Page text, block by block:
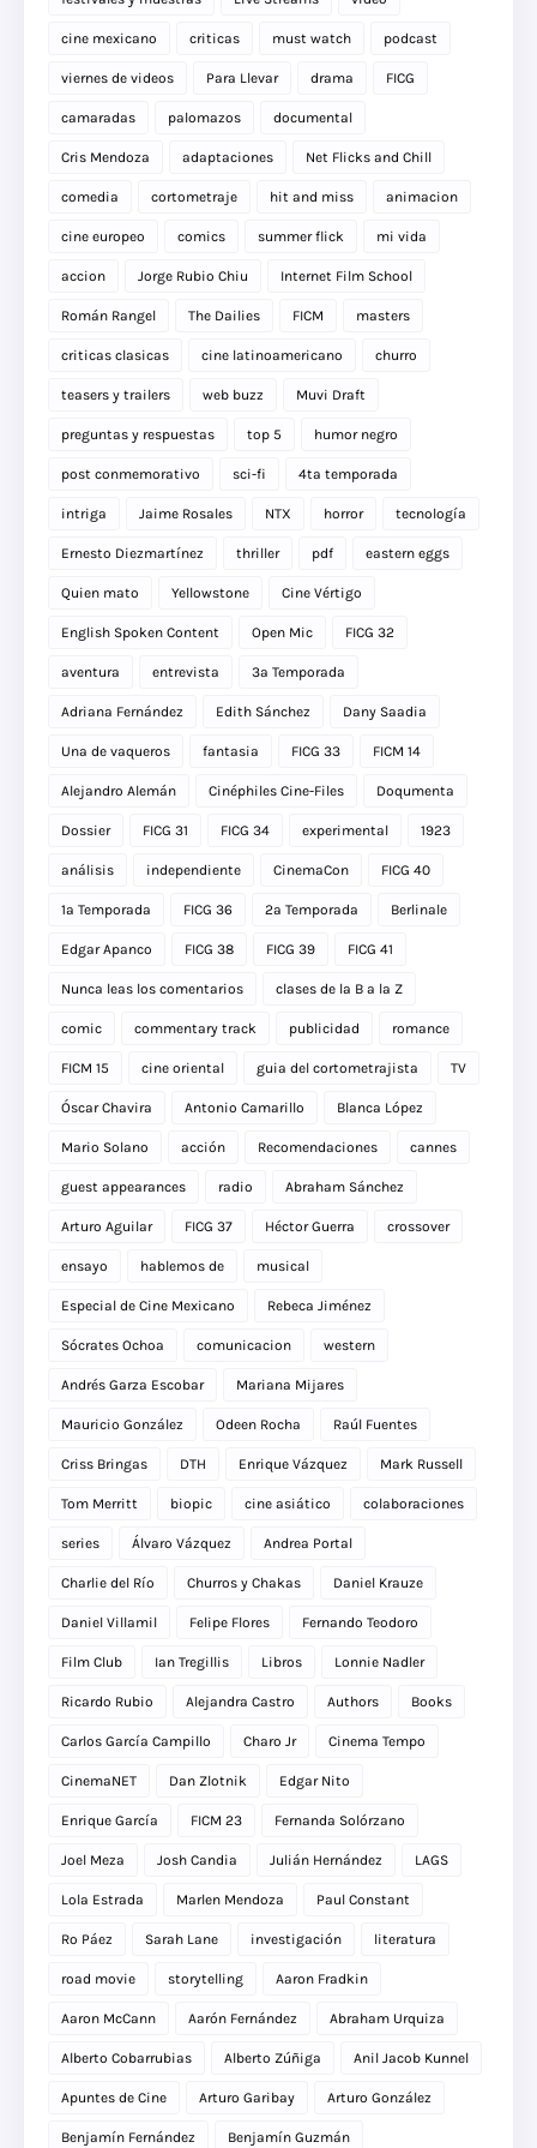
cine mexicano criticas must watch podcast
viernes de videos Para Llevar drama FICG
camaradas palomazos documental
Cris Mendoza adaptaciones Net Flicks and Chill
comedia cortometraje hit and miss animacion
cine europeo comics summer flick mi vida
accion Jorge Rubio Chiu Internet Film School
Román Rangel The Dailies FICM masters
criticas clasicas cine latinoamericano churro
teasers y trailers web buzz Muvi Draft
preguntas y respuestas top 5 humor negro
post conmemorativo sci-fi 4ta temporada
intriga Jaime Rosales NTX horror tecnología
Ernesto Diezmartínez thriller pdf eastern eggs
Quien mato Yellowstone Cine Vértigo
English Spoken Content Open Mic FICG 32
aventura entrevista 3a Temporada
Adriana Fernández Edith Sánchez Dany Saadia
Una de vaqueros fantasia FICG 33 FICM 14
Alejandro Alemán Cinéphiles Cine-Files Doqumenta
Dossier FICG 31 FICG 34 experimental 1923
análisis independiente CinemaCon FICG 40
1a Temporada FICG 36 2a Temporada Berlinale
Edgar Apanco FICG 38 FICG 39 FICG 41
Nunca leas los comentarios clases de la B a la Z
comic commentary track publicidad romance
FICM 15 cine oriental guia del cortometrajista TV
Óscar Chavira Antonio Camarillo Blanca López
Mario Solano acción Recomendaciones cannes
guest appearances radio Abraham Sánchez
Arturo Aguilar FICG 37 Héctor Guerra crossover
ensayo hablemos de musical
Especial de Cine Mexicano Rebeca Jiménez
Sócrates Ochoa comunicacion western
Andrés Garza Escobar Mariana Mijares
Mauricio González Odeen Rocha Raúl Fuentes
Criss Bringas DTH Enrique Vázquez Mark Russell
Tom Merritt biopic cine asiático colaboraciones
series Álvaro Vázquez Andrea Portal
Charlie del Río Churros y Chakas Daniel Krauze
Daniel Villamil Felipe Flores Fernando Teodoro
Film Club Ian Tregillis Libros Lonnie Nadler
Ricardo Rubio Alejandra Castro Authors Books
Carlos García Campillo Charo Jr Cinema Tempo
CinemaNET Dan Zlotnik Edgar Nito
Enrique García FICM 23 Fernanda Solórzano
Joel Meza Josh Candia Julián Hernández LAGS
Lola Estrada Marlen Mendoza Paul Constant
Ro Páez Sarah Lane investigación literatura
road movie storytelling Aaron Fradkin
Aaron McCann Aarón Fernández Abraham Urquiza
Alberto Cobarrubias Alberto Zúñiga Anil Jacob Kunnel
Apuntes de Cine Arturo Garibay Arturo González
Benjamín Fernández Benjamín Guzmán